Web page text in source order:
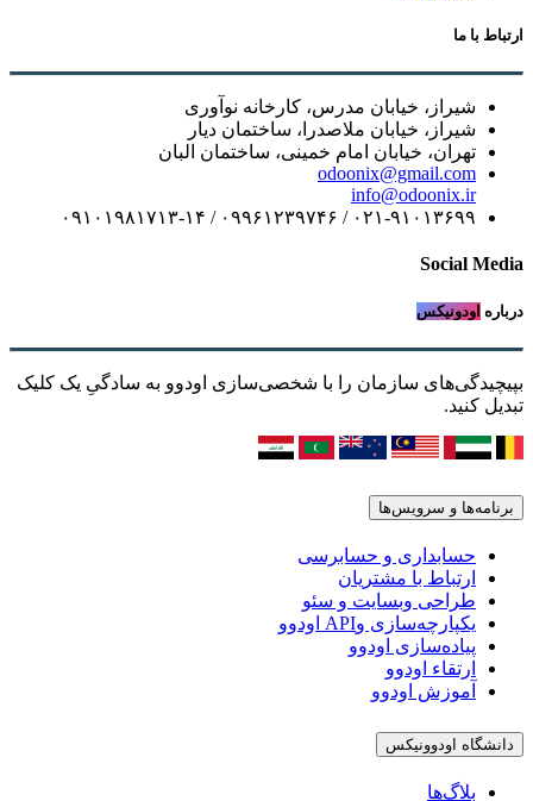
ارتباط با ما
شیراز، خیابان مدرس، کارخانه نوآوری
شیراز، خیابان ملاصدرا، ساختمان دیار
تهران، خیابان امام خمینی، ساختمان البان
odoonix@gmail.com
info@odoonix.ir
۰۲۱-۹۱۰۱۳۶۹۹ / ۰۹۹۶۱۲۳۹۷۴۶ / ۰۹۱۰۱۹۸۱۷۱۳-۱۴
Social Media
درباره اودونیکس
بپیچیدگی‌های سازمان را با شخصی‌سازی اودوو به سادگیِ یک کلیک
تبدیل کنید.
برنامه‌ها و سرویس‌ها
حسابداری و حسابرسی
ارتباط با مشتریان
طراحی وبسایت و سئو
یکپارچه‌سازی وAPI اودوو
پیاده‌سازی اودوو
ارتقاء اودوو
آموزش اودوو
دانشگاه اودوونیکس
بلاگ‌ها